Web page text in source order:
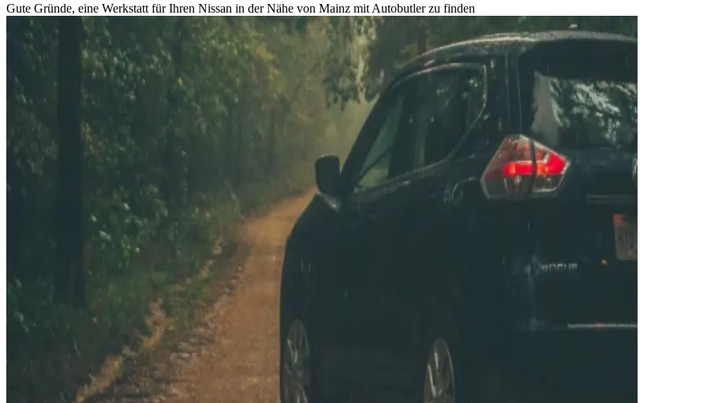
Gute Gründe, eine Werkstatt für Ihren Nissan in der Nähe von Mainz mit Autobutler zu finden